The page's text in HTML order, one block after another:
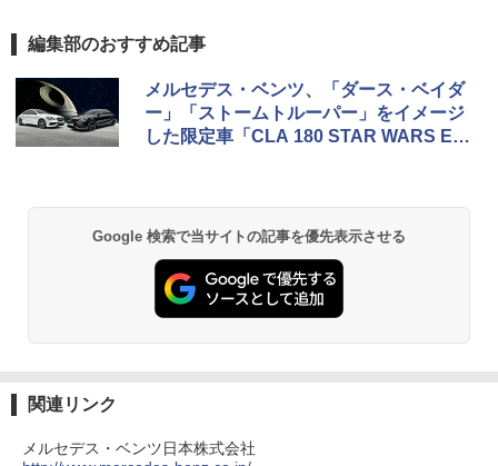
編集部のおすすめ記事
メルセデス・ベンツ、「ダース・ベイダ
ー」「ストームトルーパー」をイメージ
した限定車「CLA 180 STAR WARS Edit
Google 検索で当サイトの記事を優先表示させる
関連リンク
メルセデス・ベンツ日本株式会社